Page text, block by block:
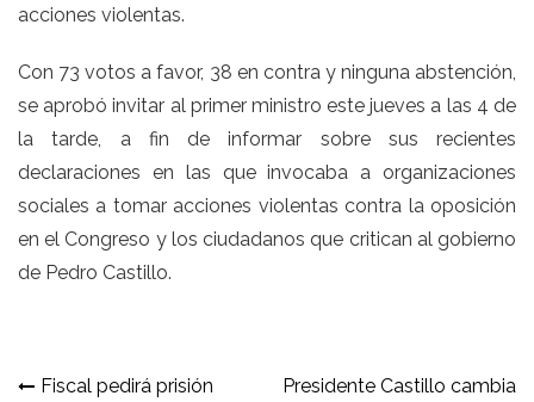
acciones violentas.
Con 73 votos a favor, 38 en contra y ninguna abstención,
se aprobó invitar al primer ministro este jueves a las 4 de
la tarde, a fin de informar sobre sus recientes
declaraciones en las que invocaba a organizaciones
sociales a tomar acciones violentas contra la oposición
en el Congreso y los ciudadanos que critican al gobierno
de Pedro Castillo.
Navegación
Fiscal pedirá prisión
Presidente Castillo cambia